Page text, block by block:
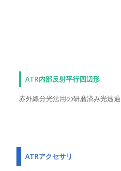
ATR内部反射平行四辺形
赤外線分光法用の研磨済み光透過
ATRアクセサリ